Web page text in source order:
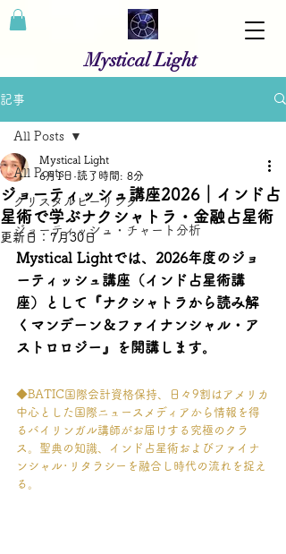
Mystical Light
記事
All Posts
クリスタルヒーリング
ジョーティッシュ・チャート分析
All Posts
ジョーティッシュ講座2026｜インド占
星術で学ぶナクシャトラ・金融占星術
Mystical Light
6月1日 読了時間: 8分
更新日： 7月30日
Mystical Lightでは、2026年度のジョ
ーティッシュ講座（インド占星術講
座）として『ナクシャトラから読み解
くマンデーン＆ファイナンシャル・ア
ストロロジー』を開講します。
◆BATIC国際会計資格保持、日々9割はアメリカ
中心とした国際ニュースメディアから情報を得
るバイリンガル講師がお届けする究極のクラ
ス。聖典の知識、インド占星術およびファイナ
ンシャル･リタラシーを融合し時代の流れを捉え
る。